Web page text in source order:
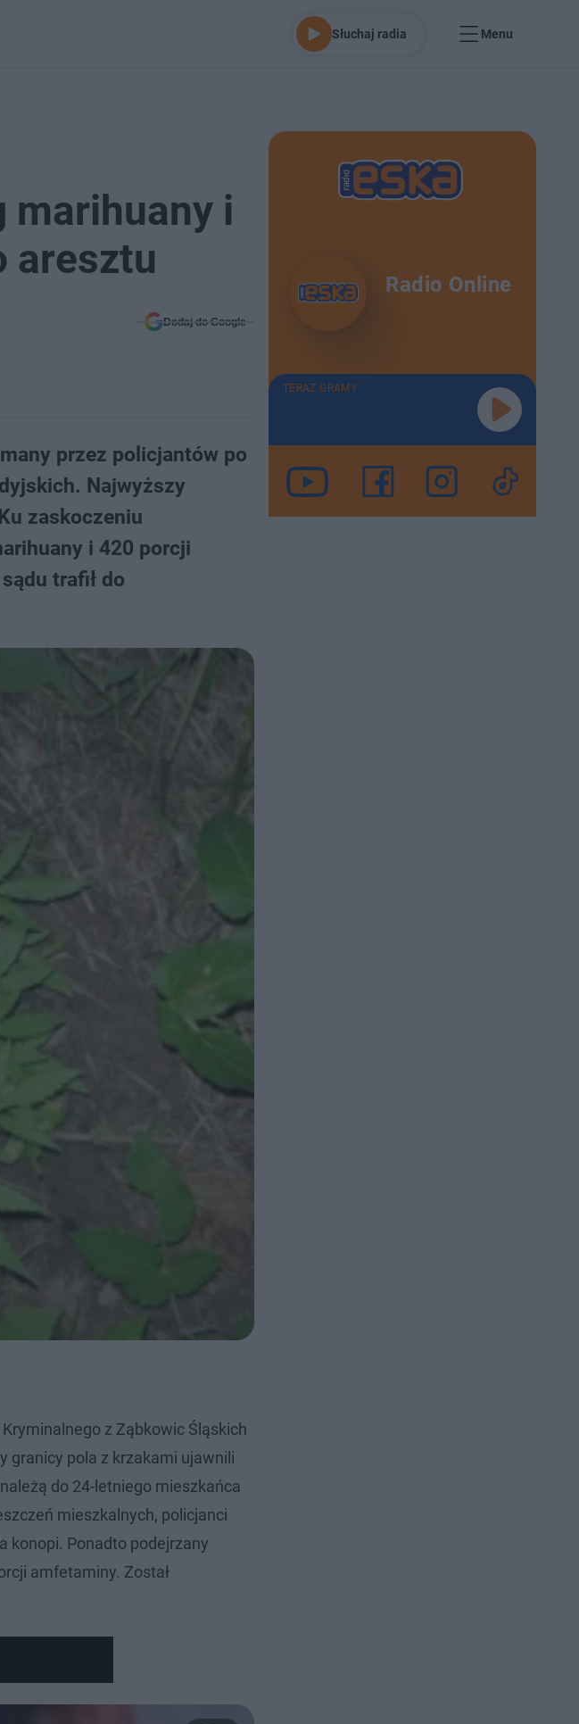
Słuchaj radia Menu
marihuany i
aresztu
Dodaj do Google
przez policjantów po
Najwyższy
zaskoczeniu
i 420 porcji
trafił do
z Ząbkowic Śląskich
granicy pola z krzakami ujawnili
do 24-letniego mieszkańca
mieszkalnych, policjanci
konopi. Ponadto podejrzany
amfetaminy. Został
Radio Online
TERAZ GRAMY